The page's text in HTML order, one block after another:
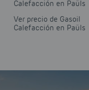
Calefacción en Paüls
Ver precio de Gasoil
Calefacción en Paüls